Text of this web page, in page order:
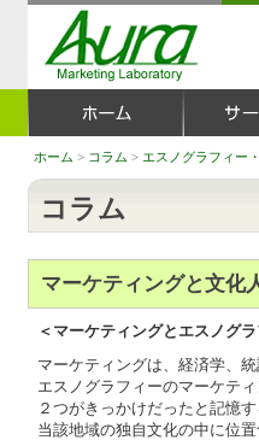
ホーム > コラム > エスノグラフィー
コラム
マーケティングと文化
＜マーケティングとエスノグラ
マーケティングは、経済学、
エスノグラフィーのマーケテ
２つがきっかけだったと記憶
当該地域の独自文化の中に位